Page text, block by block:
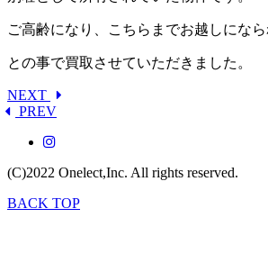
ご高齢になり、こちらまでお越しにな
との事で買取させていただきました。
NEXT
PREV
(C)2022 Onelect,Inc. All rights reserved.
BACK TOP